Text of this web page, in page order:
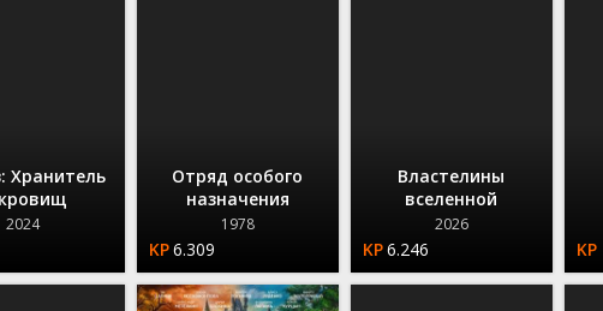
Хранитель
2024
Отряд особого
назначения
1978
6.309
Властелины
вселенной
2026
6.246